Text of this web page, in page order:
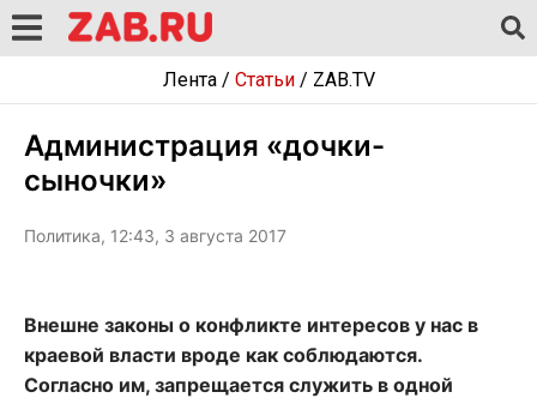
Лента/ Статьи/ ZAB.TV
Администрация «дочки-
сыночки»
Политика, 12:43, 3 августа 2017
Внешне законы о конфликте интересов у нас в
краевой власти вроде как соблюдаются.
Согласно им, запрещается служить в одной